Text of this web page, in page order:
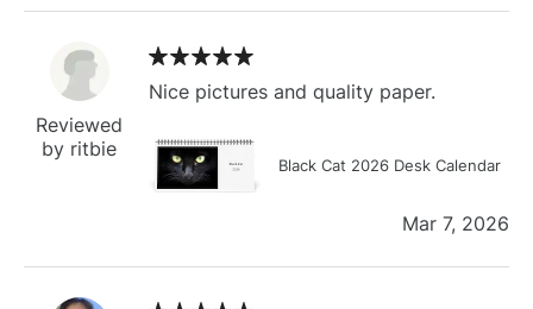
Reviewed
by ritbie
Nice pictures and quality paper.
Black Cat 2026 Desk Calendar
Mar 7, 2026